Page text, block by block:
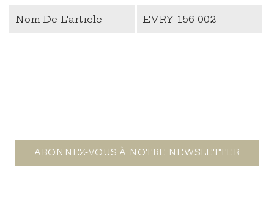
Nom De L'article EVRY 156-002
ABONNEZ-VOUS À NOTRE NEWSLETTER